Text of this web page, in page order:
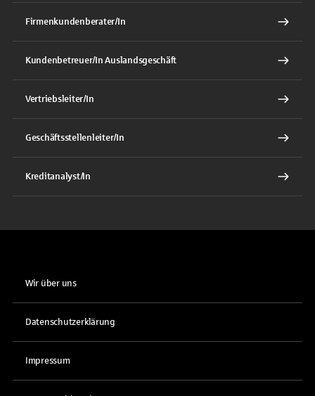
Firmenkundenberater/In
Kundenbetreuer/In Auslandsgeschäft
Vertriebsleiter/In
Geschäftsstellenleiter/In
Kreditanalyst/In
Wir über uns
Datenschutzerklärung
Impressum